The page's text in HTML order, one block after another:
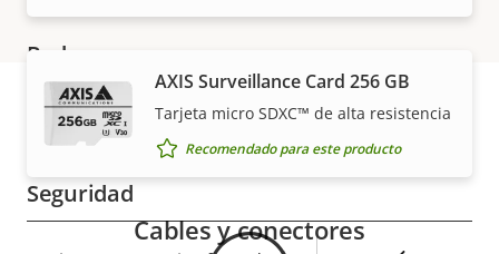
Red
Descripción
de
propiedad
Valor de
la
propiedad
Clase de PoE 2
Seguridad
AXIS Surveillance Card 256 GB
Tarjeta micro SDXC™ de alta resistencia
Recomendado para este producto
Cables y conectores
Garantía